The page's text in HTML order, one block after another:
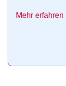
Mehr erfahren